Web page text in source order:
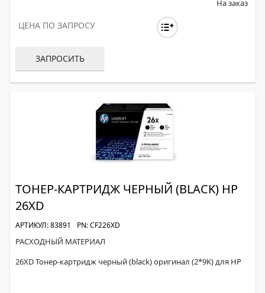
На заказ
ЦЕНА ПО ЗАПРОСУ
ЗАПРОСИТЬ
ТОНЕР-КАРТРИДЖ ЧЕРНЫЙ (BLACK) HP
26XD
АРТИКУЛ: 83891 PN: CF226XD
РАСХОДНЫЙ МАТЕРИАЛ
26XD Тонер-картридж черный (black) оригинал (2*9K) для HP